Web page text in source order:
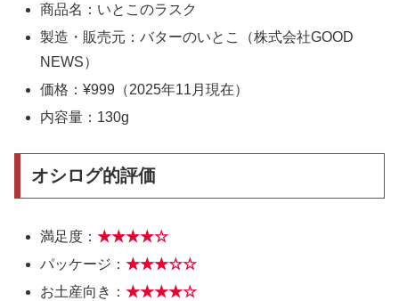
商品名：いとこのラスク
製造・販売元：バターのいとこ（株式会社GOOD
NEWS）
価格：¥999（2025年11月現在）
内容量：130g
オシログ的評価
満足度：★★★★☆
パッケージ：★★★☆☆
お土産向き：★★★★☆